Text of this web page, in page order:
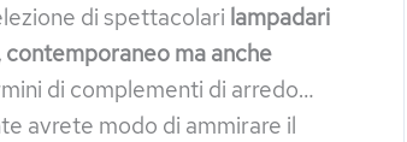
di spettacolari lampadari
contemporaneo ma anche
di complementi di arredo…
avrete modo di ammirare il